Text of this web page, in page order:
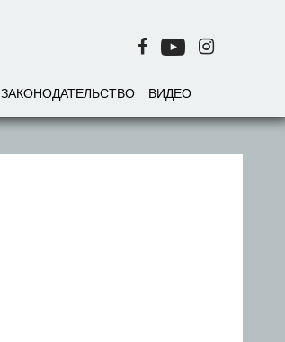
ЗАКОНОДАТЕЛЬСТВО ВИДЕО